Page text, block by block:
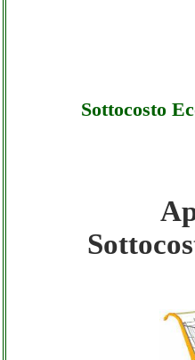
Sottocosto
Aprilespa -
- Sottocosto
Aprilespa -